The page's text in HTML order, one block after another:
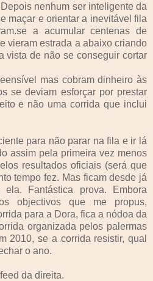
nenhum ser inteligente da
maçar e orientar a inevitável fila
a acumular centenas de
vieram estrada a abaixo criando
vista de não se conseguir cortar
mas cobram dinheiro às
se deviam esforçar por prestar
e não uma corrida que inclui
para não parar na fila e ir lá
assim pela primeira vez menos
resultados oficiais (será que
tempo fez. Mas ficam desde já
Fantástica prova. Embora
objectivos que me propus,
para a Dora, fica a nódoa da
organizada pelos palermas
2010, se a corrida resistir, qual
o ano.
da direita.